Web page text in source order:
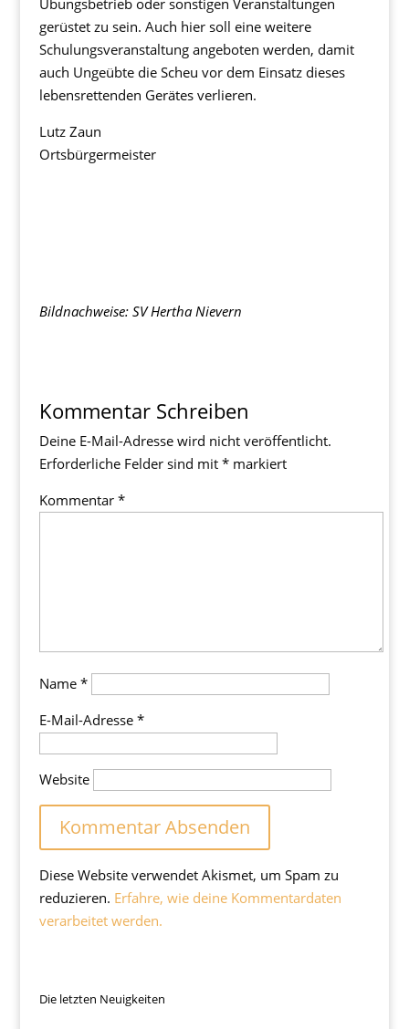
Übungsbetrieb oder sonstigen Veranstaltungen
gerüstet zu sein. Auch hier soll eine weitere
Schulungsveranstaltung angeboten werden, damit
auch Ungeübte die Scheu vor dem Einsatz dieses
lebensrettenden Gerätes verlieren.
Lutz Zaun
Ortsbürgermeister
Bildnachweise: SV Hertha Nievern
Kommentar Schreiben
Deine E-Mail-Adresse wird nicht veröffentlicht.
Erforderliche Felder sind mit *markiert
Kommentar *
Name *
E-Mail-Adresse *
Website
Diese Website verwendet Akismet, um Spam zu
reduzieren. Erfahre, wie deine Kommentardaten
verarbeitet werden.
Die letzten Neuigkeiten